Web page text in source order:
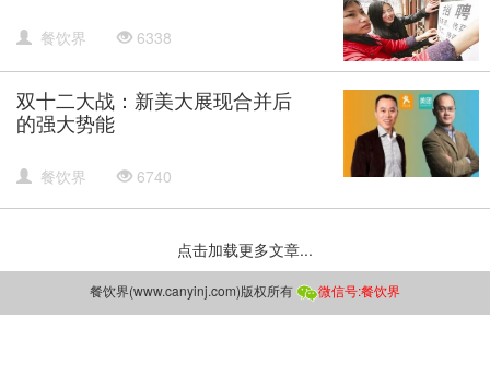
餐饮界 6338
双十二大战：新美大展现合并后
的强大势能
餐饮界 6740
点击加载更多文章...
餐饮界(www.canyinj.com)版权所有 微信号:餐饮界